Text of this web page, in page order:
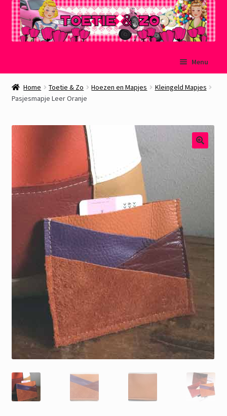
naar
navigatie
de
inhoud
Menu
Welkom
Over Toetie & Zo
Gastenboek
Home Toetie & Zo Hoezen en Mapjes
Kleingeld Mapjes
Pasjesmapje Leer Oranje